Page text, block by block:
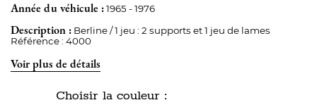
Année du véhicule :1965 - 1976
Description : Berline / 1 jeu : 2 supports et 1 jeu de lames
Référence : 4000
Voir plus de détails
Choisir la couleur :